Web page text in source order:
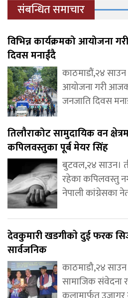
संबन्धित समाचार
विभिन्न कार्यक्रमको आयोजना
दिवस मनाईंदै
काठमाडौं,२४ साउन
आयोजना गरी आजको
जनजाति दिवस
तिलौराकोट सामुदायिक वन
कपिलवस्तुका पूर्ब मेयर सिंह
बुटवल,२४ साउन।
रहेका कपिलवस्तु
नेपाली कांग्रेसका
देवकुमारी खडगीकाे दुई फरक
सार्वजनिक
काठमाडौ,२४ साउन
सामाजिक संवेदना